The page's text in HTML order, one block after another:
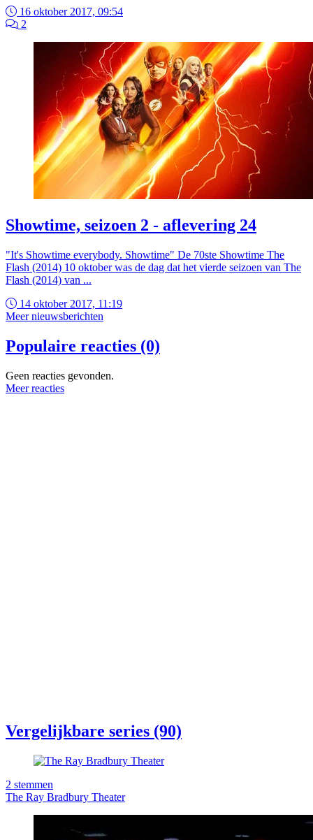
16 oktober 2017, 09:54
2
Showtime, seizoen 2 - aflevering 24
"It's Showtime everybody. Showtime" De 70ste Showtime The
Flash (2014) 10 oktober was de dag dat het vierde seizoen van The
Flash (2014) van ...
14 oktober 2017, 11:19
Meer nieuwsberichten
Populaire reacties (0)
Geen reacties gevonden.
Meer reacties
Vergelijkbare series (90)
2 stemmen
The Ray Bradbury Theater